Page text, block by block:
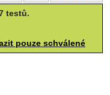
testů.
pouze schválené